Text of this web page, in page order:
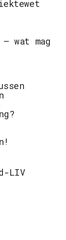
wat mag
LIV